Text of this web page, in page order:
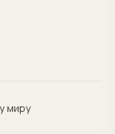
миру